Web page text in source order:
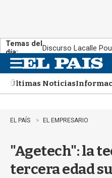
Temas del
día:
Discurso Lacalle Pou
n
uÚltimas Noticias
EL PAÍS EL EMPRESARIO
"Agetech": la
tercera edad